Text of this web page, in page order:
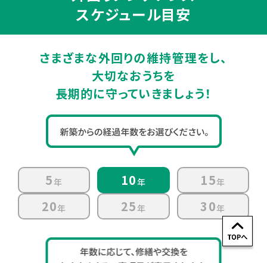
スケジュール目安
さまざまな外回りの維持管理をし、
大切なおうちを
長期的に守っていきましょう！
5年 10年 15年
20年 25年 30年